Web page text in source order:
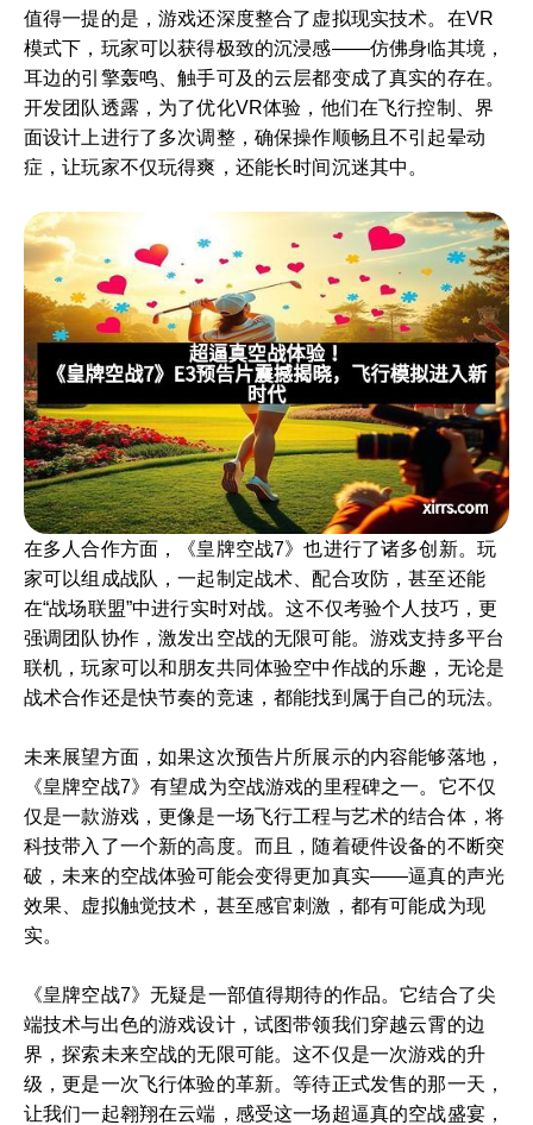
值得一提的是，游戏还深度整合了虚拟现实技术。在VR
模式下，玩家可以获得极致的沉浸感——仿佛身临其境，
耳边的引擎轰鸣、触手可及的云层都变成了真实的存在。
开发团队透露，为了优化VR体验，他们在飞行控制、界
面设计上进行了多次调整，确保操作顺畅且不引起晕动
症，让玩家不仅玩得爽，还能长时间沉迷其中。
在多人合作方面，《皇牌空战7》也进行了诸多创新。玩
家可以组成战队，一起制定战术、配合攻防，甚至还能
在“战场联盟”中进行实时对战。这不仅考验个人技巧，更
强调团队协作，激发出空战的无限可能。游戏支持多平台
联机，玩家可以和朋友共同体验空中作战的乐趣，无论是
战术合作还是快节奏的竞速，都能找到属于自己的玩法。
未来展望方面，如果这次预告片所展示的内容能够落地，
《皇牌空战7》有望成为空战游戏的里程碑之一。它不仅
仅是一款游戏，更像是一场飞行工程与艺术的结合体，将
科技带入了一个新的高度。而且，随着硬件设备的不断突
破，未来的空战体验可能会变得更加真实——逼真的声光
效果、虚拟触觉技术，甚至感官刺激，都有可能成为现
实。
《皇牌空战7》无疑是一部值得期待的作品。它结合了尖
端技术与出色的游戏设计，试图带领我们穿越云霄的边
界，探索未来空战的无限可能。这不仅是一次游戏的升
级，更是一次飞行体验的革新。等待正式发售的那一天，
让我们一起翱翔在云端，感受这一场超逼真的空战盛宴，